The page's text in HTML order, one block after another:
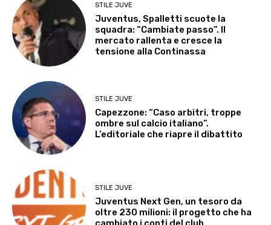
STILE JUVE
Juventus, Spalletti scuote la
squadra: “Cambiate passo”. Il
mercato rallenta e cresce la
tensione alla Continassa
STILE JUVE
Capezzone: “Caso arbitri, troppe
ombre sul calcio italiano”.
L’editoriale che riapre il dibattito
STILE JUVE
Juventus Next Gen, un tesoro da
oltre 230 milioni: il progetto che ha